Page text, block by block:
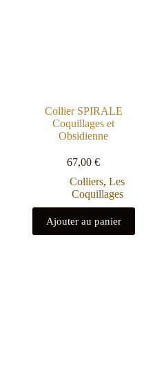
Collier SPIRALE
Coquillages et
Obsidienne
67,00€
Colliers,Les
Coquillages
Ajouter au panier